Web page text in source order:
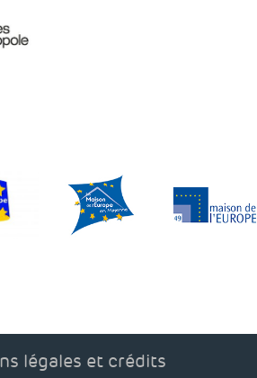
légales et crédits